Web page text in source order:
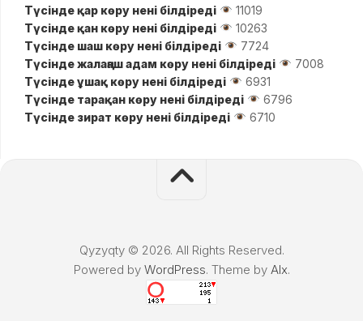
Түсінде қар көру нені білдіреді
11019
Түсінде қан көру нені білдіреді
10263
Түсінде шаш көру нені білдіреді
7724
Түсінде жалаңаш адам көру нені білдіреді
7008
Түсінде ұшақ көру нені білдіреді
6931
Түсінде тарақан көру нені білдіреді
6796
Түсінде зират көру нені білдіреді
6710
Qyzyqty © 2026. All Rights Reserved.
Powered by WordPress. Theme by Alx.